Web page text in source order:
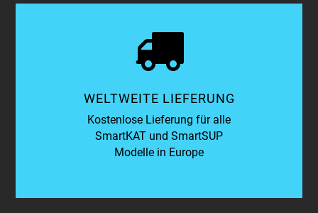
WELTWEITE LIEFERUNG
Kostenlose Lieferung für alle
SmartKAT und SmartSUP
Modelle in Europe